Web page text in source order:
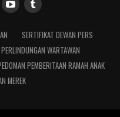
SERTIFIKAT DEWAN PERS
WARTAWAN
PEMBERITAAN RAMAH ANAK
MEREK